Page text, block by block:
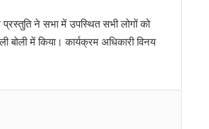
ने सभा में उपस्थित सभी लोगों को
में किया। कार्यक्रम अधिकारी विनय